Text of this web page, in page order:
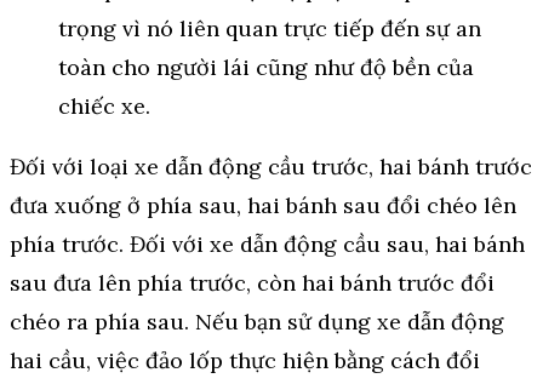
Đối với loại xe dẫn động cầu trước, hai bánh trước
đưa xuống ở phía sau, hai bánh sau đổi chéo lên
phía trước. Đối với xe dẫn động cầu sau, hai bánh
sau đưa lên phía trước, còn hai bánh trước đổi
chéo ra phía sau. Nếu bạn sử dụng xe dẫn động
hai cầu, việc đảo lốp thực hiện bằng cách đổi